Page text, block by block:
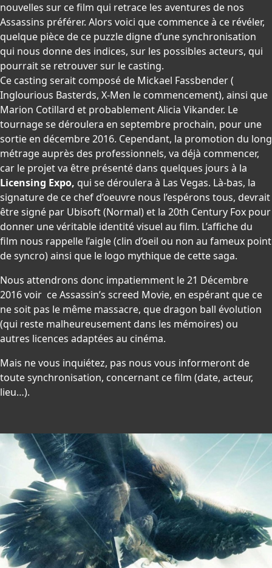
nouvelles sur ce film qui retrace les aventures de nos
Assassins préférer. Alors voici que commence à ce révéler,
quelque pièce de ce puzzle digne d’une synchronisation
qui nous donne des indices, sur les possibles acteurs, qui
pourrait se retrouver sur le casting.
Ce casting serait composé de Mickael Fassbender (
Inglourious Basterds, X-Men le commencement), ainsi que
Marion Cotillard et probablement Alicia Vikander. Le
tournage se déroulera en septembre prochain, pour une
sortie en décembre 2016. Cependant, la promotion du long
métrage auprès des professionnels, va déjà commencer,
car le projet va être présenté dans quelques jours à la
Licensing Expo, qui se déroulera à Las Vegas. Là-bas, la
signature de ce chef d’oeuvre nous l’espérons tous, devrait
être signé par Ubisoft (Normal) et la 20th Century Fox pour
donner une véritable identité visuel au film. L’affiche du
film nous rappelle l’aigle (clin d’oeil ou non au fameux point
de syncro) ainsi que le logo mythique de cette saga.
Nous attendrons donc impatiemment le 21 Décembre
2016 voir ce Assassin’s screed Movie, en espérant que ce
ne soit pas le même massacre, que dragon ball évolution
(qui reste malheureusement dans les mémoires) ou
autres licences adaptées au cinéma.
Mais ne vous inquiétez, pas nous vous informeront de
toute synchronisation, concernant ce film (date, acteur,
lieu…).